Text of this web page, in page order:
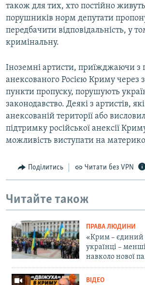
також для тих, хто постійно
порушників норм депутати
передбачити відповідальність, у
кримінальну.
Іноземні артисти, приїжджаючи з
анексованого Росією Криму через
пункти пропуску, порушують
законодавство. Деякі з артистів,
анексованій території або
підтримку російської анексії
можливість виступати на
Поділитись Читати без VPN
Читайте також
ПРАВА ЛЮДИНИ
«Крим – єдиний
українці –
навколо нової
ВІДЕО